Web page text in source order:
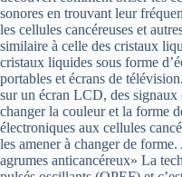
sonores en trouvant leur
les cellules cancéreuses et
similaire à celle des cristaux
cristaux liquides sous forme
portables et écrans de
sur un écran LCD, des
changer la couleur et la forme
électroniques aux cellules
les amener à changer de
agrumes anticancéreux» La